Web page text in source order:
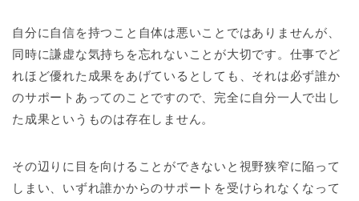
自分に自信を持つこと自体は悪いことではありませんが、
同時に謙虚な気持ちを忘れないことが大切です。仕事でど
れほど優れた成果をあげているとしても、それは必ず誰か
のサポートあってのことですので、完全に自分一人で出し
た成果というものは存在しません。
その辺りに目を向けることができないと視野狭窄に陥って
しまい、いずれ誰かからのサポートを受けられなくなって